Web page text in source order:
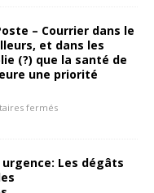
– Courrier dans le
et dans les
(?) que la santé de
une priorité
fermés
Les dégâts